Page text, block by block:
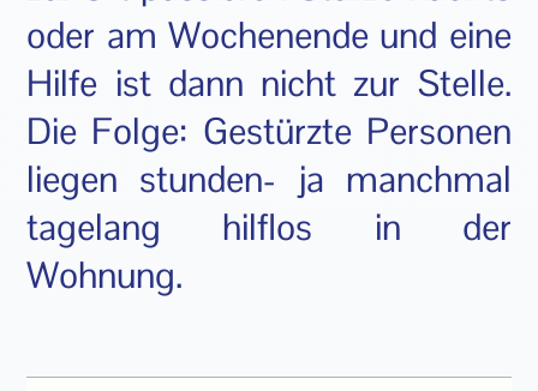
oder am Wochenende und eine
Hilfe ist dann nicht zur Stelle.
Die Folge: Gestürzte Personen
liegen stunden- ja manchmal
tagelang hilflos in der
Wohnung.